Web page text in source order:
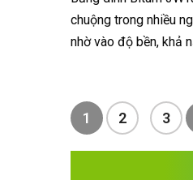
chuộng trong nhiều
nhờ vào độ bền, khả
1 2 3